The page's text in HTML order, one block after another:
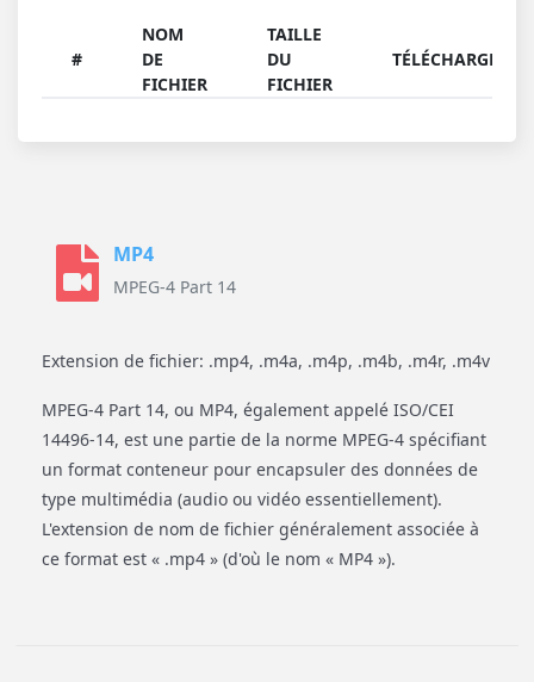
#
NOM
DE
FICHIER
TAILLE
DU
FICHIER
TÉLÉCHARGER
MP4
MPEG-4 Part 14
Extension de fichier: .mp4, .m4a, .m4p, .m4b, .m4r, .m4v
MPEG-4 Part 14, ou MP4, également appelé ISO/CEI
14496-14, est une partie de la norme MPEG-4 spécifiant
un format conteneur pour encapsuler des données de
type multimédia (audio ou vidéo essentiellement).
L'extension de nom de fichier généralement associée à
ce format est « .mp4 » (d'où le nom « MP4 »).